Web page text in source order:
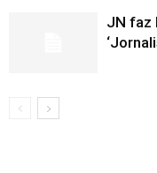
JN faz